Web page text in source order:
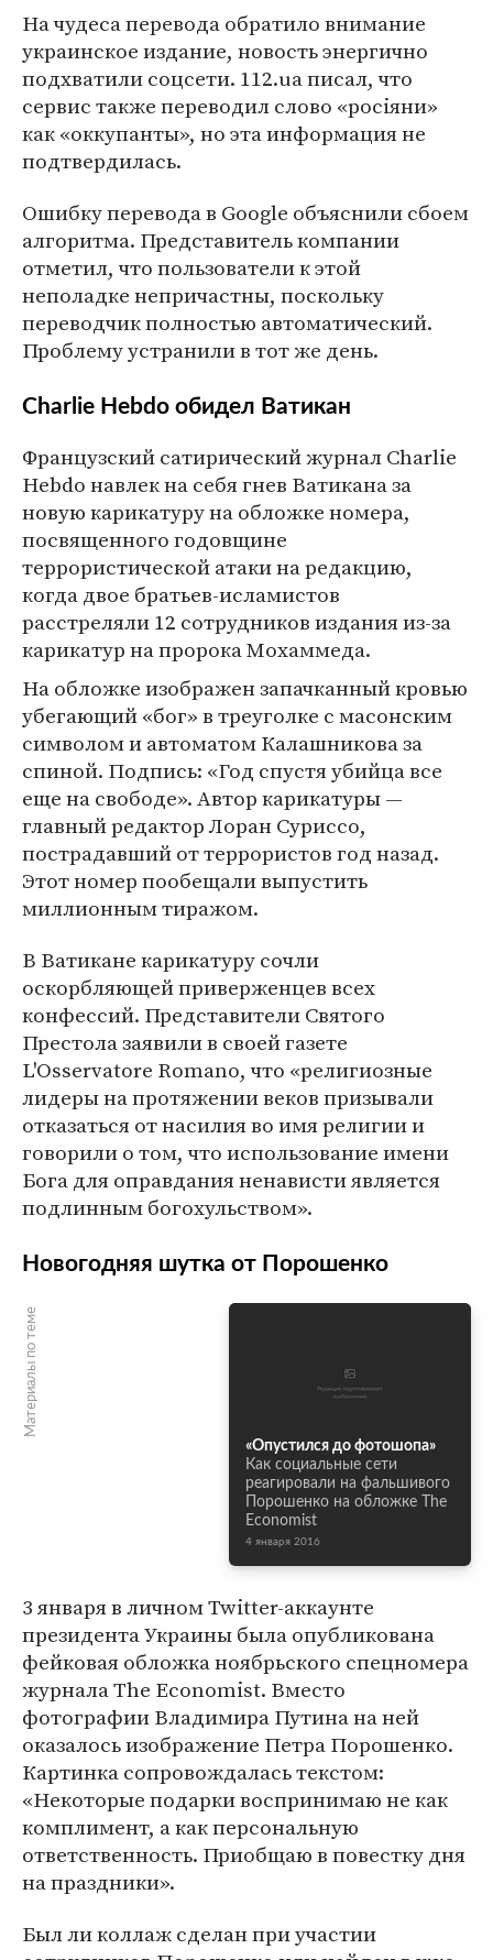
На чудеса перевода обратило внимание
украинское издание, новость энергично
подхватили соцсети. 112.ua писал, что
сервис также переводил слово «росiяни»
как «оккупанты», но эта информация не
подтвердилась.
Ошибку перевода в Google объяснили сбоем
алгоритма. Представитель компании
отметил, что пользователи к этой
неполадке непричастны, поскольку
переводчик полностью автоматический.
Проблему устранили в тот же день.
Charlie Hebdo обидел Ватикан
Французский сатирический журнал Charlie
Hebdo навлек на себя гнев Ватикана за
новую карикатуру на обложке номера,
посвященного годовщине
террористической атаки на редакцию,
когда двое братьев-исламистов
расстреляли 12 сотрудников издания из-за
карикатур на пророка Мохаммеда.
На обложке изображен запачканный кровью
убегающий «бог» в треуголке с масонским
символом и автоматом Калашникова за
спиной. Подпись: «Год спустя убийца все
еще на свободе». Автор карикатуры —
главный редактор Лоран Суриссо,
пострадавший от террористов год назад.
Этот номер пообещали выпустить
миллионным тиражом.
В Ватикане карикатуру сочли
оскорбляющей приверженцев всех
конфессий. Представители Святого
Престола заявили в своей газете
L'Osservatore Romano, что «религиозные
лидеры на протяжении веков призывали
отказаться от насилия во имя религии и
говорили о том, что использование имени
Бога для оправдания ненависти является
подлинным богохульством».
Новогодняя шутка от Порошенко
Материалы по теме
«Опустился до фотошопа»
Как социальные сети
реагировали на фальшивого
Порошенко на обложке The
Economist
4 января 2016
3 января в личном Twitter-аккаунте
президента Украины была опубликована
фейковая обложка ноябрьского спецномера
журнала The Economist. Вместо
фотографии Владимира Путина на ней
оказалось изображение Петра Порошенко.
Картинка сопровождалась текстом:
«Некоторые подарки воспринимаю не как
комплимент, а как персональную
ответственность. Приобщаю в повестку дня
на праздники».
Был ли коллаж сделан при участии